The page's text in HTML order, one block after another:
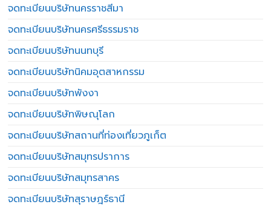
จดทะเบียนบริษัทนครราชสีมา
จดทะเบียนบริษัทนครศรีธรรมราช
จดทะเบียนบริษัทนนทบุรี
จดทะเบียนบริษัทนิคมอุตสาหกรรม
จดทะเบียนบริษัทพังงา
จดทะเบียนบริษัทพิษณุโลก
จดทะเบียนบริษัทสถานที่ท่องเที่ยวภูเก็ต
จดทะเบียนบริษัทสมุทรปราการ
จดทะเบียนบริษัทสมุทรสาคร
จดทะเบียนบริษัทสุราษฎร์ธานี